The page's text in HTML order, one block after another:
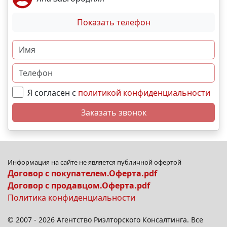
Показать телефон
Я согласен с политикой конфиденциальности
Заказать звонок
Информация на сайте не является публичной офертой
Договор с покупателем.Оферта.pdf
Договор с продавцом.Оферта.pdf
Политика конфиденциальности
© 2007 - 2026 Агентство Риэлторского Консалтинга. Все